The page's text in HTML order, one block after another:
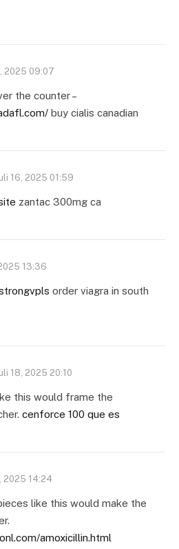
2025 09:07
the counter –
buy cialis canadian
16, 2025 01:59
zantac 300mg ca
13:36
order viagra in south
18, 2025 20:10
this would frame the
cenforce 100 que es
2025 14:24
like this would make the
amoxicillin.html